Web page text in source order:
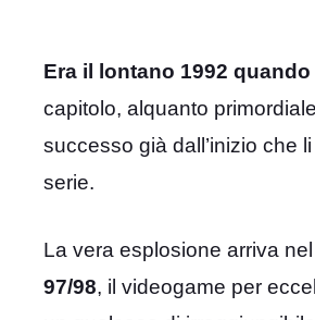
Era il lontano 1992
capitolo, alquanto
successo già dall’inizio che
serie.
La vera esplosione arriva
97/98, il videogame per